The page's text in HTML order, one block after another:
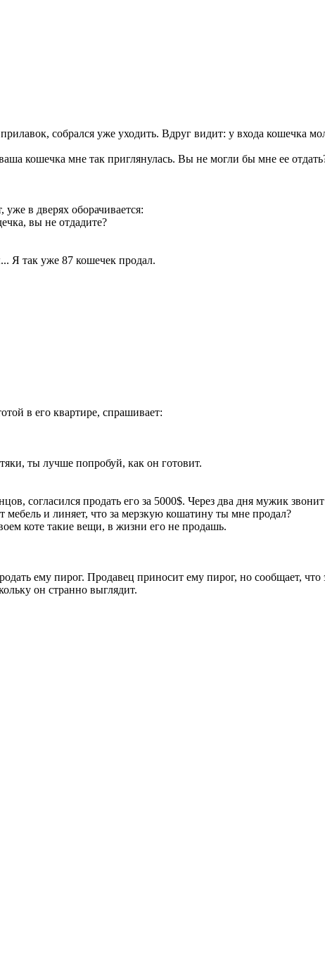
собрался уже уходить. Вдруг видит: у входа кошечка
кошечка мне так приглянулась. Вы не могли бы мне ее
в дверях оборачивается:
вы не отдадите?
Я так уже 87 кошечек продал.
в его квартире, спрашивает:
ты лучше попробуй, как он готовит.
согласился продать его за 5000$. Через два дня мужик
мебель и линяет, что за мерзкую кошатину ты мне продал?
коте такие вещи, в жизни его не продашь.
ему пирог. Продавец приносит ему пирог, но сообщает, что
он странно выглядит.